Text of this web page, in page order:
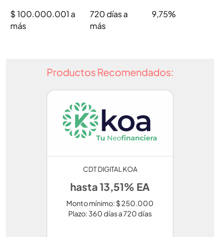
$ 100.000.001 a
más
720 días a
más
9,75%
Productos Recomendados:
CDT DIGITAL KOA
hasta 13,51% EA
Monto mínimo: $ 250.000
Plazo: 360 días a 720 días